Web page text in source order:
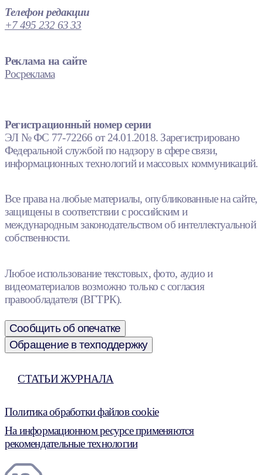
Телефон редакции
+7 495 232 63 33
Реклама на сайте
Росреклама
Регистрационный номер серии
ЭЛ № ФС 77-72266 от 24.01.2018. Зарегистрировано
Федеральной службой по надзору в сфере связи,
информационных технологий и массовых коммуникаций.
Все права на любые материалы, опубликованные на сайте,
защищены в соответствии с российским и
международным законодательством об интеллектуальной
собственности.
Любое использование текстовых, фото, аудио и
видеоматериалов возможно только с согласия
правообладателя (ВГТРК).
Сообщить об опечатке
Обращение в техподдержку
СТАТЬИ ЖУРНАЛА
Политика обработки файлов cookie
На информационном ресурсе применяются
рекомендательные технологии